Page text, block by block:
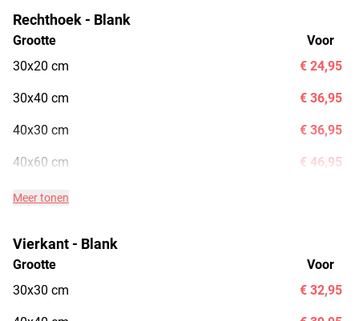
Rechthoek - Blank
Grootte
30x20 cm
30x40 cm
40x30 cm
40x60 cm
Voor
€ 24,95
€ 36,95
€ 36,95
€ 46,95
Meer tonen
Vierkant - Blank
Grootte
30x30 cm
Voor
€ 32,95